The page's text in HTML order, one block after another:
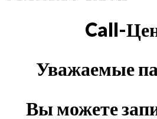
Call-
Уважаемые
Вы можете